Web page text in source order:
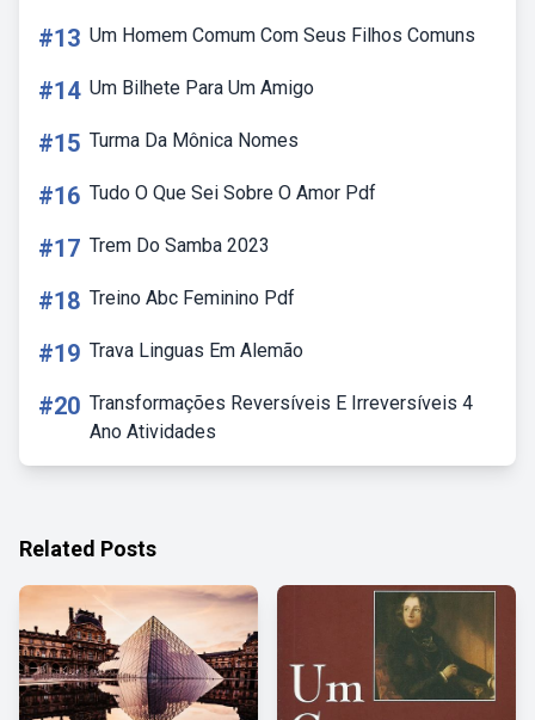
#13 Um Homem Comum Com Seus Filhos Comuns
#14 Um Bilhete Para Um Amigo
#15 Turma Da Mônica Nomes
#16 Tudo O Que Sei Sobre O Amor Pdf
#17 Trem Do Samba 2023
#18 Treino Abc Feminino Pdf
#19 Trava Linguas Em Alemão
#20 Transformações Reversíveis E Irreversíveis 4
Ano Atividades
Related Posts